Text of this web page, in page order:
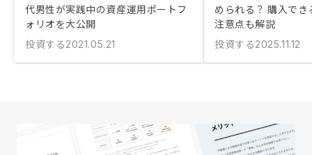
代男性が実践中の資産運用ポートフ
ォリオを大公開
投資する2021.05.21
められる？ 購入で
注意点も解説
投資する2025.11.12